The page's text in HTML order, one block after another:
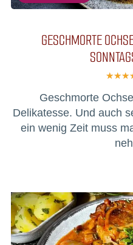
GESCHMORTE
Geschmorte
Delikatesse. Und auch
ein wenig Zeit muss